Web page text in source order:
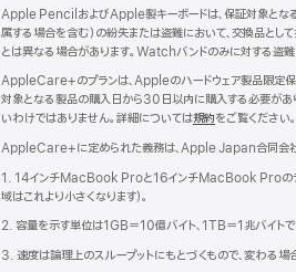
ま
す）
Apple PencilおよびApple製キーボードは、保証対象とな
属する場合を含む）の紛失または盗難において、交換品と
とは異なる場合があります。Watchバンドのみに対する盗
AppleCare+のプランは、Appleのハードウェア製品限定
対象となる製品の購入日から30日以内に購入する必要があ
いわけではありません。詳細については規約（新
ウ
イ
ウ
で
をご覧ください。
AppleCare+に定められた義務は、Apple Japan合同会
1. 14インチMacBook Proと16インチMacBook Proのディ
域はこれより小さくなります）。
2. 容量を示す単位は1GB＝10億バイト、1TB＝1兆バイトで
3. 速度は論理上のスループットにもとづくもので、変わ